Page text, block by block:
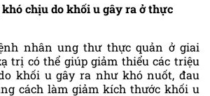
chịu do khối u gây ra ở thực
nhân ung thư thực quản ở giai
trị có thể giúp giảm thiểu các triệu
khối u gây ra như khó nuốt, đau
cách làm giảm kích thước khối u